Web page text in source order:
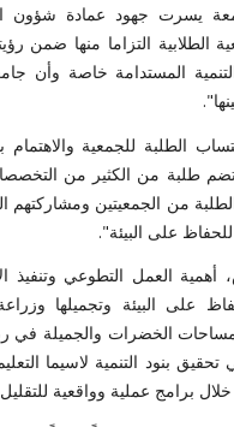
يسرت جهود عمادة شؤون
التزاما منها ضمن
التنمية المستدامة خاصة وأن
الطلبة للجمعية والاهتمام
طلبة من الكثير من
من الجمعيتين ومشاركتهم
على البيئة".
العمل التطوعي وتنفيذ
على البيئة وتجميلها
الخضرات والجميلة في
بنود التنمية لاسيما
برامج عملية وواقعية